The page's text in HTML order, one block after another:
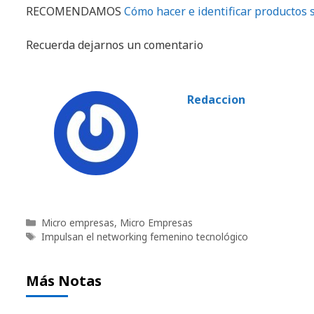
RECOMENDAMOS Cómo hacer e identificar productos
Recuerda dejarnos un comentario
Redaccion
Categorías
Micro empresas, Micro Empresas
Etiquetas
Impulsan el networking femenino tecnológico
Más Notas